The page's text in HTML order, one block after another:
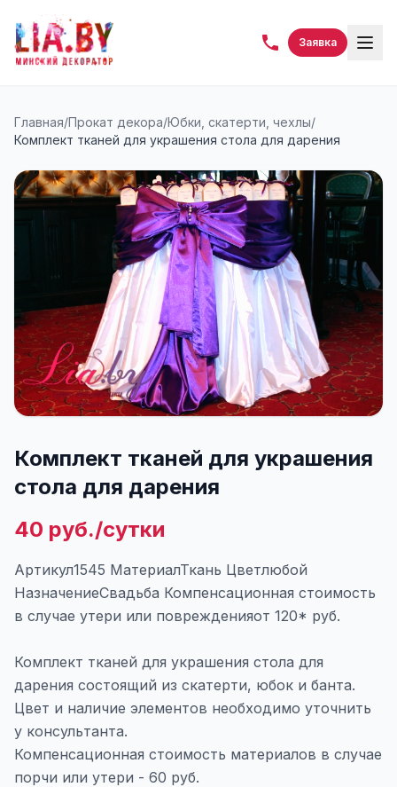
Заявка
Главная/Прокат декора/Юбки, скатерти, чехлы/
Комплект тканей для украшения стола для дарения
Комплект тканей для украшения
стола для дарения
40 руб./сутки
Артикул1545 МатериалТкань Цветлюбой
НазначениеСвадьба Компенсационная стоимость
в случае утери или поврежденияот 120* руб.
Комплект тканей для украшения стола для
дарения состоящий из скатерти, юбок и банта.
Цвет и наличие элементов необходимо уточнить
у консультанта.
Компенсационная стоимость материалов в случае
порчи или утери - 60 руб.